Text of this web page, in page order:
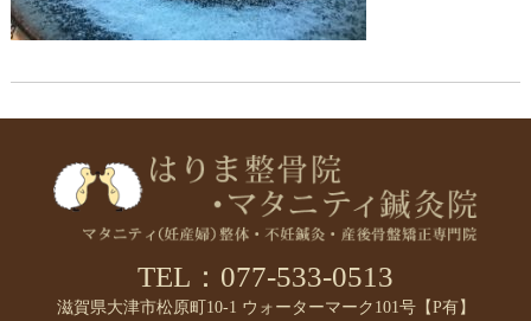
TEL：077-533-0513
滋賀県大津市松原町10-1 ウォーターマーク101号【P有】